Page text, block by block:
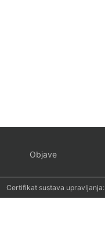
Objave
Certifikat sustava upravljanja: